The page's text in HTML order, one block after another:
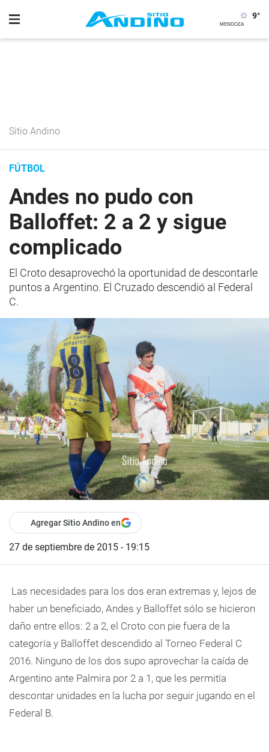
9°
Sitio Andino
FÚTBOL
Andes no pudo con
Balloffet: 2 a 2 y sigue
complicado
El Croto desaprovechó la oportunidad de descontarle
puntos a Argentino. El Cruzado descendió al Federal
C.
Agregar Sitio Andino en
27 de septiembre de 2015 - 19:15
Las necesidades para los dos eran extremas y, lejos de
haber un beneficiado, Andes y Balloffet sólo se hicieron
daño entre ellos: 2 a 2, el Croto con pie fuera de la
categoría y Balloffet descendido al Torneo Federal C
2016. Ninguno de los dos supo aprovechar la caída de
Argentino ante Palmira por 2 a 1, que les permitía
descontar unidades en la lucha por seguir jugando en el
Federal B.